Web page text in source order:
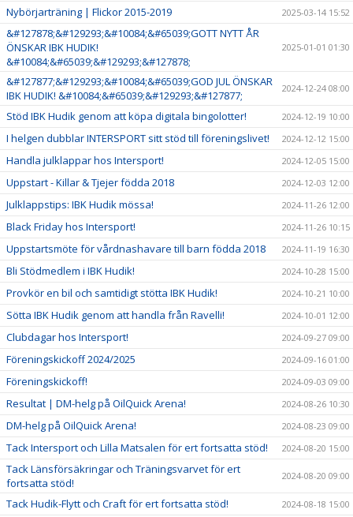
Nybörjarträning | Flickor 2015-2019 2025-03-14 15:52
&#127878;&#129293;&#10084;&#65039;GOTT NYTT ÅR
ÖNSKAR IBK HUDIK!
&#10084;&#65039;&#129293;&#127878;
2025-01-01 01:30
&#127877;&#129293;&#10084;&#65039;GOD JUL ÖNSKAR
IBK HUDIK! &#10084;&#65039;&#129293;&#127877;
2024-12-24 08:00
Stöd IBK Hudik genom att köpa digitala bingolotter! 2024-12-19 10:00
I helgen dubblar INTERSPORT sitt stöd till föreningslivet! 2024-12-12 15:00
Handla julklappar hos Intersport! 2024-12-05 15:00
Uppstart - Killar & Tjejer födda 2018 2024-12-03 12:00
Julklappstips: IBK Hudik mössa! 2024-11-26 12:00
Black Friday hos Intersport! 2024-11-26 10:15
Uppstartsmöte för vårdnashavare till barn födda 2018 2024-11-19 16:30
Bli Stödmedlem i IBK Hudik! 2024-10-28 15:00
Provkör en bil och samtidigt stötta IBK Hudik! 2024-10-21 10:00
Sötta IBK Hudik genom att handla från Ravelli! 2024-10-01 12:00
Clubdagar hos Intersport! 2024-09-27 09:00
Föreningskickoff 2024/2025 2024-09-16 01:00
Föreningskickoff! 2024-09-03 09:00
Resultat | DM-helg på OilQuick Arena! 2024-08-26 10:30
DM-helg på OilQuick Arena! 2024-08-23 09:00
Tack Intersport och Lilla Matsalen för ert fortsatta stöd! 2024-08-20 15:00
Tack Länsförsäkringar och Träningsvarvet för ert
fortsatta stöd!
2024-08-20 09:00
Tack Hudik-Flytt och Craft för ert fortsatta stöd! 2024-08-18 15:00